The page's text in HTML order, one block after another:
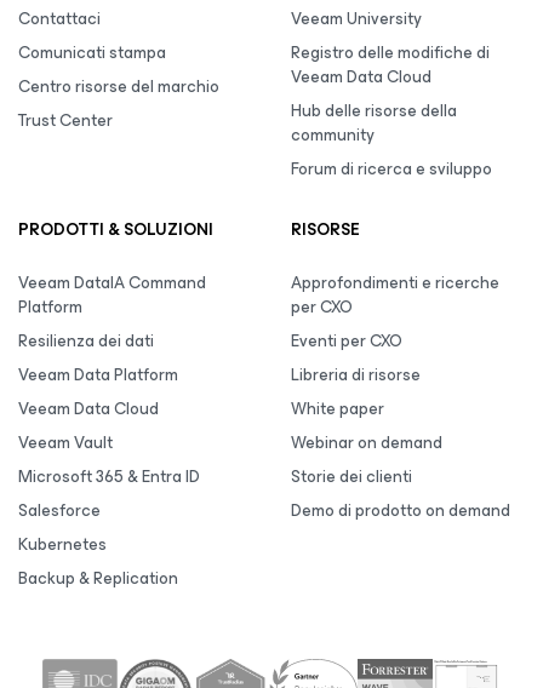
Contattaci
Comunicati stampa
Centro risorse del marchio
Trust Center
Veeam University
Registro delle modifiche di
Veeam Data Cloud
Hub delle risorse della
community
Forum di ricerca e sviluppo
PRODOTTI & SOLUZIONI
Veeam DataIA Command
Platform
Resilienza dei dati
Veeam Data Platform
Veeam Data Cloud
Veeam Vault
Microsoft 365 & Entra ID
Salesforce
Kubernetes
Backup & Replication
RISORSE
Approfondimenti e ricerche
per CXO
Eventi per CXO
Libreria di risorse
White paper
Webinar on demand
Storie dei clienti
Demo di prodotto on demand